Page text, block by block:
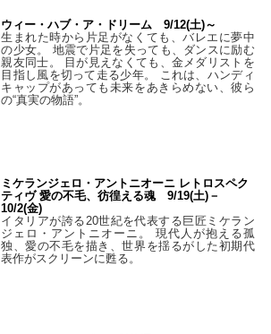
ウィー・ハブ・ア・ドリーム 9/12(土)～
生まれた時から片足がなくても、バレエに夢中
の少女。 地震で片足を失っても、ダンスに励む
親友同士。 目が見えなくても、金メダリストを
目指し風を切って走る少年。 これは、ハンディ
キャップがあっても未来をあきらめない、彼ら
の“真実の物語”。
ミケランジェロ・アントニオーニ レトロスペク
ティヴ 愛の不毛、彷徨える魂 9/19(土)－
10/2(金)
イタリアが誇る20世紀を代表する巨匠ミケラン
ジェロ・アントニオーニ。 現代人が抱える孤
独、愛の不毛を描き、世界を揺るがした初期代
表作がスクリーンに甦る。